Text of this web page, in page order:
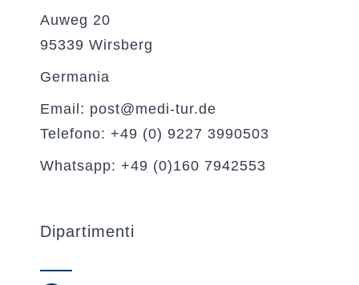
Auweg 20
95339 Wirsberg
Germania
Email: post@medi-tur.de
Telefono: +49 (0) 9227 3990503
Whatsapp: +49 (0)160 7942553
Dipartimenti